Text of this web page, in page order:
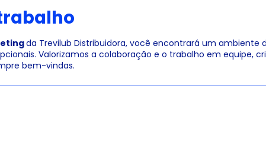
da Trevilub Distribuidora, você encontrará um
Valorizamos a colaboração e o trabalho em equipe,
bem-vindas.